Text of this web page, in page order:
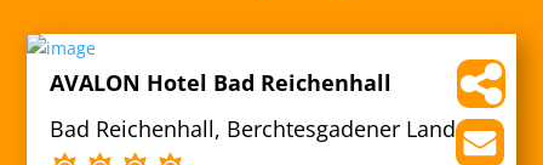
AVALON Hotel Bad Reichenhall
Bad Reichenhall, Berchtesgadener Land